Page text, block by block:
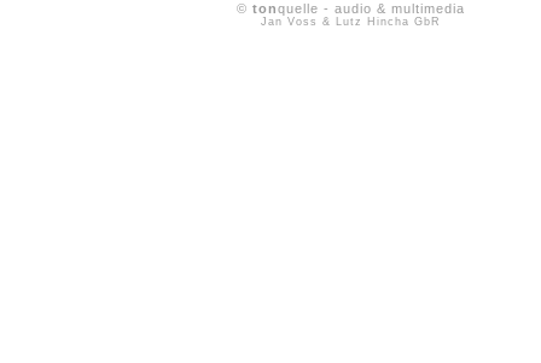
© tonquelle - audio & multimedia
Jan Voss & Lutz Hincha GbR